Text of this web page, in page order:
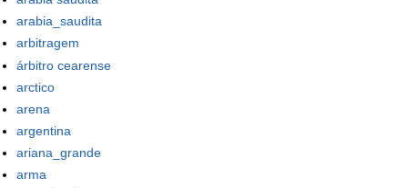
arabia_saudita
arbitragem
árbitro cearense
arctico
arena
argentina
ariana_grande
arma